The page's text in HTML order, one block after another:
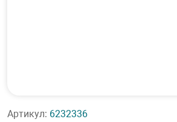
Артикул: 6232336